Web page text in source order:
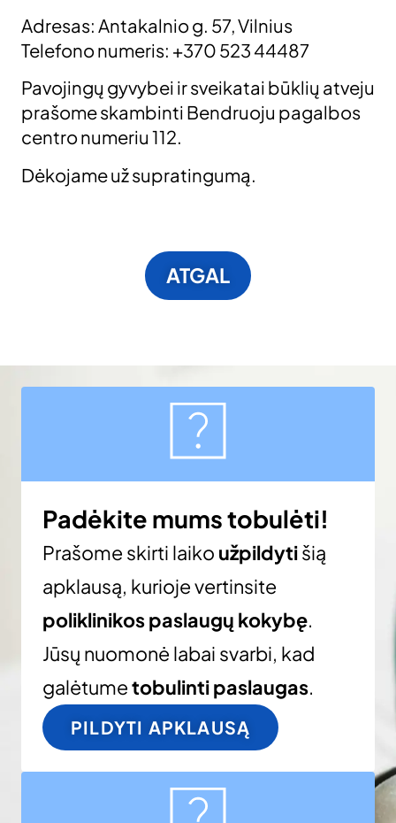
Adresas: Antakalnio g. 57, Vilnius
Telefono numeris: +370 523 44487
Pavojingų gyvybei ir sveikatai būklių atveju
prašome skambinti Bendruoju pagalbos
centro numeriu 112.
Dėkojame už supratingumą.
ATGAL
Padėkite mums tobulėti!
Prašome skirti laiko užpildytišią
apklausą, kurioje vertinsite
poliklinikos paslaugų kokybę.
Jūsų nuomonė labai svarbi, kad
galėtumetobulinti paslaugas.
PILDYTI APKLAUSĄ